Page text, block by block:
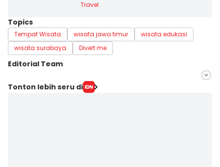
Travel
Topics
Tempat Wisata wisata jawa timur
wisata edukasi
wisata surabaya
Divert me
Editorial Team
Editor
Tonton lebih seru di